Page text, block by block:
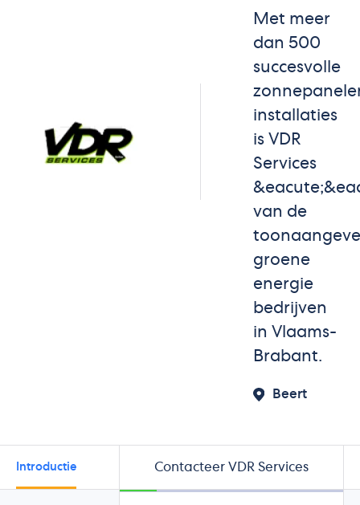
Met meer
dan 500
succesvolle
installaties
is VDR
Services
van de
groene
energie
bedrijven
in Vlaams-
Brabant.
Beert
Introductie BeoordelingenContacteer VDR Services